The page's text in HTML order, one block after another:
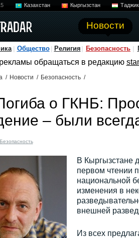
Казахстан Кыргызстан
Новости
Общество Религия Безопасность
обращаться в редакцию
/ Новости / Безопасность /
о ГКНБ:
– были
Безопасность
В Кыргызстане
первом чтении
национальной
изменения в
внешней
Из всех